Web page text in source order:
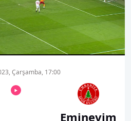
00:00
Çarşamba, 17:00
Eminevim